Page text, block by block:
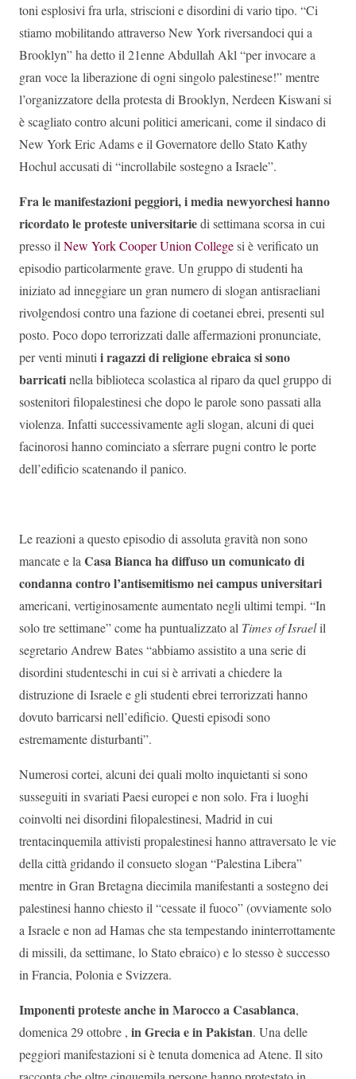
toni esplosivi fra urla, striscioni e disordini di vario tipo. “Ci
stiamo mobilitando attraverso New York riversandoci qui a
Brooklyn” ha detto il 21enne Abdullah Akl “per invocare a
gran voce la liberazione di ogni singolo palestinese!” mentre
l’organizzatore della protesta di Brooklyn, Nerdeen Kiswani si
è scagliato contro alcuni politici americani, come il sindaco di
New York Eric Adams e il Governatore dello Stato Kathy
Hochul accusati di “incrollabile sostegno a Israele”.
Fra le manifestazioni peggiori, i media newyorchesi hanno
ricordato le proteste universitariedi settimana scorsa in cui
presso il New York Cooper Union Collegesi è verificato un
episodio particolarmente grave. Un gruppo di studenti ha
iniziato ad inneggiare un gran numero di slogan antisraeliani
rivolgendosi contro una fazione di coetanei ebrei, presenti sul
posto. Poco dopo terrorizzati dalle affermazioni pronunciate,
per venti minuti i ragazzi di religione ebraica si sono
barricatinella biblioteca scolastica al riparo da quel gruppo di
sostenitori filopalestinesi che dopo le parole sono passati alla
violenza. Infatti successivamente agli slogan, alcuni di quei
facinorosi hanno cominciato a sferrare pugni contro le porte
dell’edificio scatenando il panico.
Le reazioni a questo episodio di assoluta gravità non sono
mancate e la Casa Bianca ha diffuso un comunicato di
condanna contro l’antisemitismo nei campus universitari
americani, vertiginosamente aumentato negli ultimi tempi. “In
solo tre settimane” come ha puntualizzato al Times of Israelil
segretario Andrew Bates “abbiamo assistito a una serie di
disordini studenteschi in cui si è arrivati a chiedere la
distruzione di Israele e gli studenti ebrei terrorizzati hanno
dovuto barricarsi nell’edificio. Questi episodi sono
estremamente disturbanti”.
Numerosi cortei, alcuni dei quali molto inquietanti si sono
susseguiti in svariati Paesi europei e non solo. Fra i luoghi
coinvolti nei disordini filopalestinesi, Madrid in cui
trentacinquemila attivisti propalestinesi hanno attraversato le vie
della città gridando il consueto slogan “Palestina Libera”
mentre in Gran Bretagna diecimila manifestanti a sostegno dei
palestinesi hanno chiesto il “cessate il fuoco” (ovviamente solo
a Israele e non ad Hamas che sta tempestando ininterrottamente
di missili, da settimane, lo Stato ebraico) e lo stesso è successo
in Francia, Polonia e Svizzera.
Imponenti proteste anche in Marocco a Casablanca,
domenica 29 ottobre , in Grecia e in Pakistan. Una delle
peggiori manifestazioni si è tenuta domenica ad Atene. Il sito